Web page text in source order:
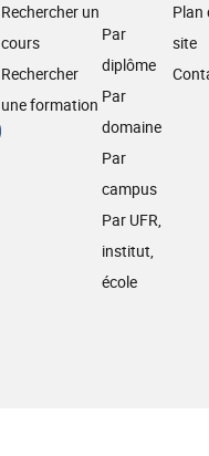
Rechercher un
cours
Rechercher
une formation
Par
diplôme
Par
domaine
Par
campus
Par UFR,
institut,
école
Plan
site